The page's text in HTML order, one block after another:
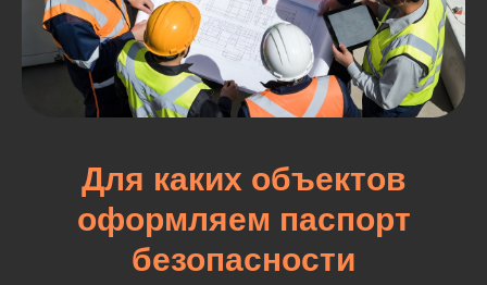
Для каких объектов
оформляем паспорт
безопасности